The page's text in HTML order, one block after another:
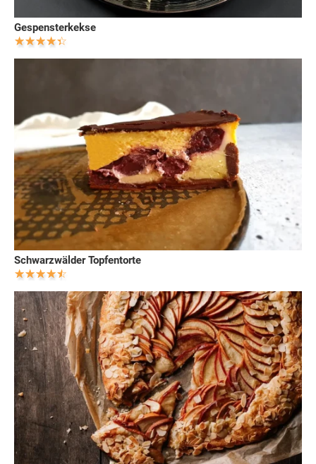
Gespensterkekse
Schwarzwälder Topfentorte